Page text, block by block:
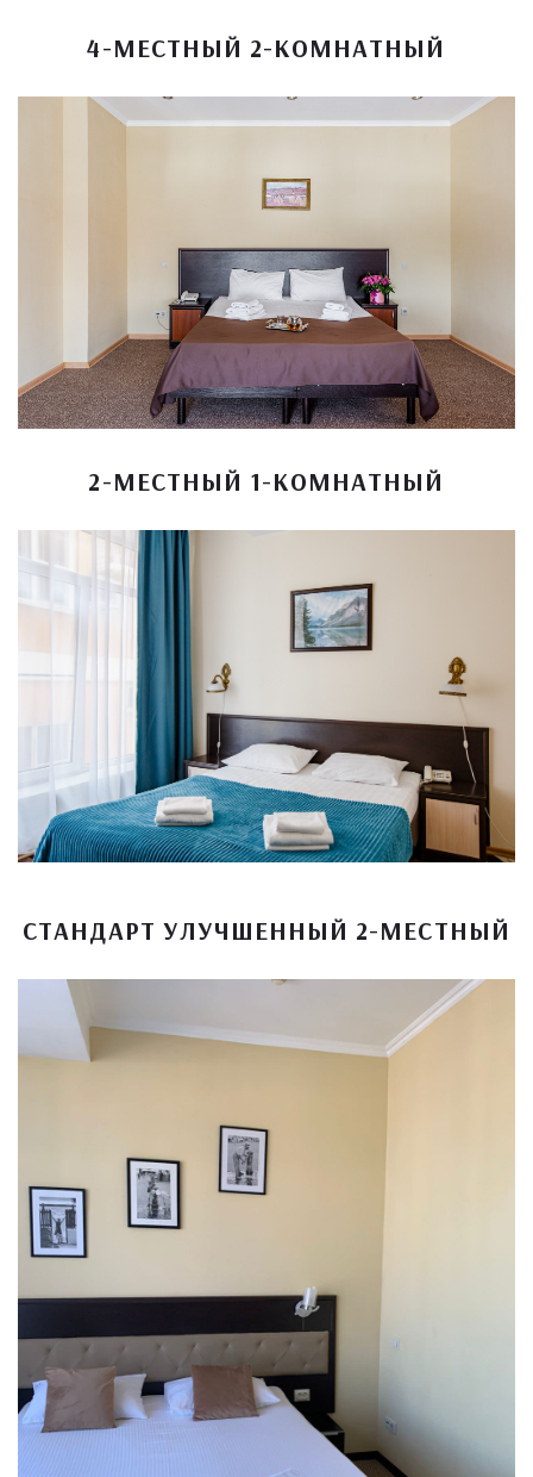
4-МЕСТНЫЙ 2-КОМНАТНЫЙ
2-МЕСТНЫЙ 1-КОМНАТНЫЙ
СТАНДАРТ УЛУЧШЕННЫЙ 2-МЕСТНЫЙ